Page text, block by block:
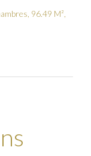
96.49 M²,